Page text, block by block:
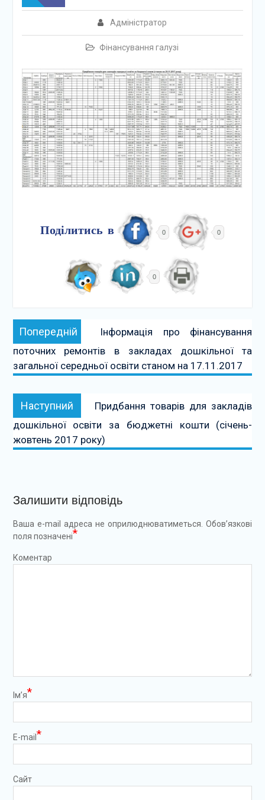
Адміністратор
Фінансування галузі
Поділитись в 0 0
0
Навігація
записів
Попередній Попередній:
Інформація про фінансування
поточних ремонтів в закладах дошкільної та
загальної середньої освіти станом на 17.11.2017
Наступний Наступний:
Придбання товарів для закладів
дошкільної освіти за бюджетні кошти (січень-
жовтень 2017 року)
Залишити відповідь
Ваша e-mail адреса не оприлюднюватиметься. Обов’язкові
поля позначені*
Коментар
Ім’я*
E-mail *
Сайт